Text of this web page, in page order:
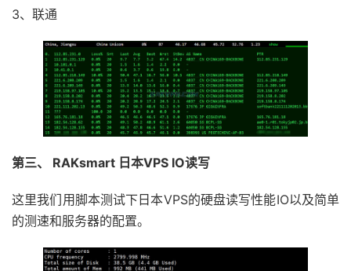
3、联通
第三、 RAKsmart 日本VPS IO读写
这里我们用脚本测试下日本VPS的硬盘读写性能IO以及简单
的测速和服务器的配置。